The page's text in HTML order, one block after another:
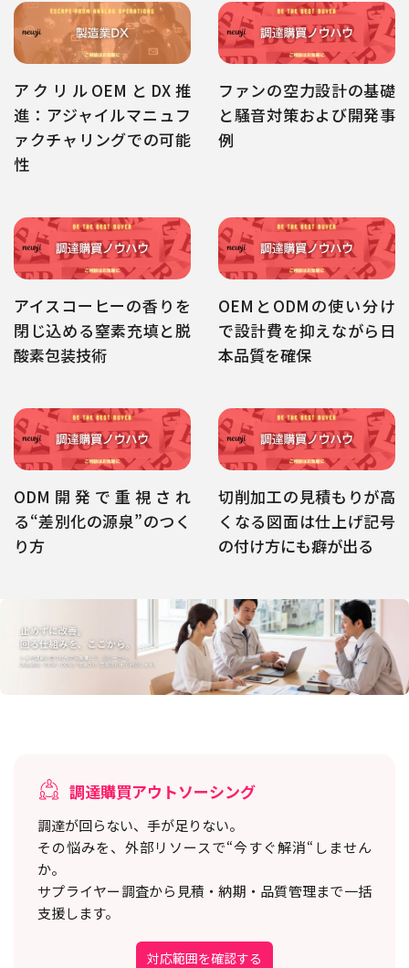
アクリルOEMとDX推
進：アジャイルマニュフ
ァクチャリングでの可能
性
ファンの空力設計の基礎
と騒音対策および開発事
例
アイスコーヒーの香りを
閉じ込める窒素充填と脱
酸素包装技術
OEMとODMの使い分け
で設計費を抑えながら日
本品質を確保
ODM開発で重視され
る“差別化の源泉”のつく
り方
切削加工の見積もりが高
くなる図面は仕上げ記号
の付け方にも癖が出る
調達購買アウトソーシング
調達が回らない、手が足りない。
その悩みを、外部リソースで“今すぐ解消“しません
か。
サプライヤー調査から見積・納期・品質管理まで一括
支援します。
対応範囲を確認する